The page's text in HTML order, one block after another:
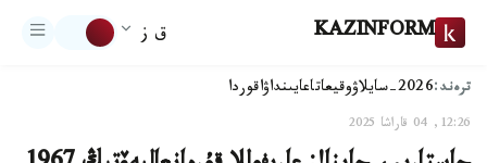
KAZINFORM ق ز
ترەند:2026-سايلاۋ وقيعاتاعايىنداۋاقوردا
12:26, 04 قاراشا 2025